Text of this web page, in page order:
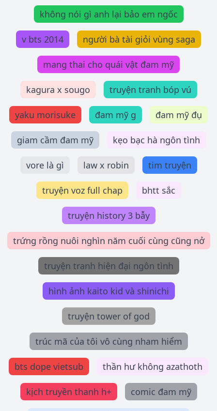
không nói gì anh lại bảo em ngốc
v bts 2014 người bà tài giỏi vùng saga
mang thai cho quái vật đam mỹ
kagura x sougo truyện tranh bóp vú
yaku morisuke đam mỹ g đam mỹ đụ
giam cầm đam mỹ kẹo bạc hà ngôn tình
vore là gì law x robin tim truyện
truyện voz full chap bhtt sắc
truyện history 3 bẫy
trứng rồng nuôi nghìn năm cuối cùng cũng nở
truyện tranh hiện đại ngôn tình
hình ảnh kaito kid và shinichi
truyện tower of god
trúc mã của tôi vô cùng nham hiểm
bts dope vietsub thần hư không azathoth
kịch truyền thanh h+ comic đam mỹ